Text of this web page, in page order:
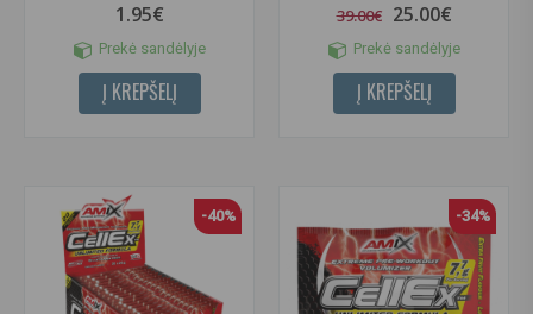
1.95€
Prekė sandėlyje
Į KREPŠELĮ
39.00€ 25.00€
Prekė sandėlyje
Į KREPŠELĮ
-40% -34%